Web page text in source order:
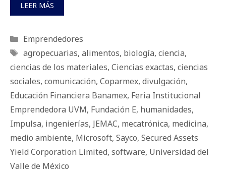
LEER MÁS
Categorías
Emprendedores
Etiquetas
agropecuarias, alimentos, biología, ciencia,
ciencias de los materiales, Ciencias exactas, ciencias
sociales, comunicación, Coparmex, divulgación,
Educación Financiera Banamex, Feria Institucional
Emprendedora UVM, Fundación E, humanidades,
Impulsa, ingenierías, JEMAC, mecatrónica, medicina,
medio ambiente, Microsoft, Sayco, Secured Assets
Yield Corporation Limited, software, Universidad del
Valle de México